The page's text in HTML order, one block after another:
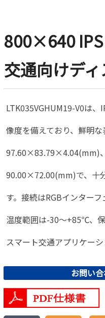
800×640 IPS
交通向けデ
LTK035VGHUM19-V0は
像度を備えており、鮮明
97.60×83.79×4.04(mm)
90.00×72.00(mm)で、十
す。接続はRGBインター
温度範囲は-30〜+85℃、
スマート交通アプリケーシ
お問い